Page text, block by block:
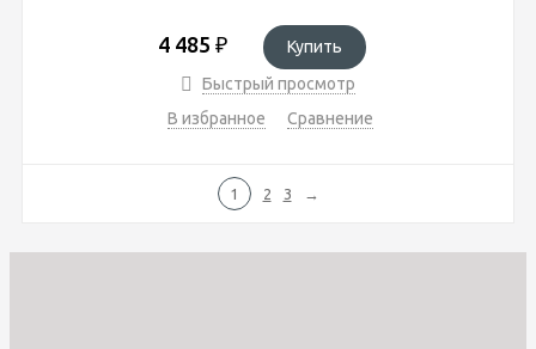
4 485 ₽
Купить
Быстрый просмотр
В избранное
Сравнение
1 2 3 →